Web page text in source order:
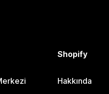
Shopify
Hakkında